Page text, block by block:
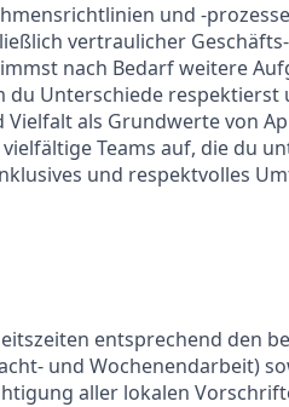
und -
vertraulicher
nach Bedarf weitere
Unterschiede respektierst
Vielfalt als Grundwerte von
Teams auf, die du
und respektvolles
entsprechend den
und Wochenendarbeit)
aller lokalen